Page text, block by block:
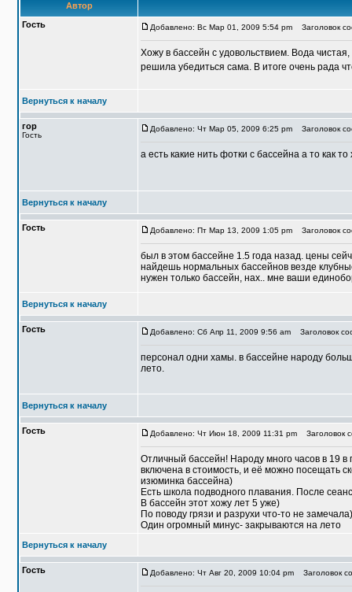
Автор
Гость
Добавлено: Вс Мар 01, 2009 5:54 pm Заголовок
Хожу в бассейн с удовольствием. Вода
решила убедиться сама. В итоге очень рада
Вернуться к началу
гор
Гость
Добавлено: Чт Мар 05, 2009 6:25 pm Заголовок
а есть какие нить фотки с бассейна а то как
Вернуться к началу
Гость Добавлено: Пт Мар 13, 2009 1:05 pm Заголовок
был в этом бассейне 1.5 года назад. цены
найдешь нормальных бассейнов везде
нужен только бассейн, нах.. мне ваши
Вернуться к началу
Гость Добавлено: Сб Апр 11, 2009 9:56 am Заголовок
персонал одни хамы. в бассейне народу
лето.
Вернуться к началу
Гость Добавлено: Чт Июн 18, 2009 11:31 pm Заголовок
Отличный бассейн! Народу много часов в 19 в
включена в стоимость, и её можно посещать
изюминка бассейна)
Есть школа подводного плавания. После
В бассейн этот хожу лет 5 уже)
По поводу грязи и разрухи что-то не
Один огромный минус- закрываются на лето
Вернуться к началу
Гость Добавлено: Чт Авг 20, 2009 10:04 pm Заголовок